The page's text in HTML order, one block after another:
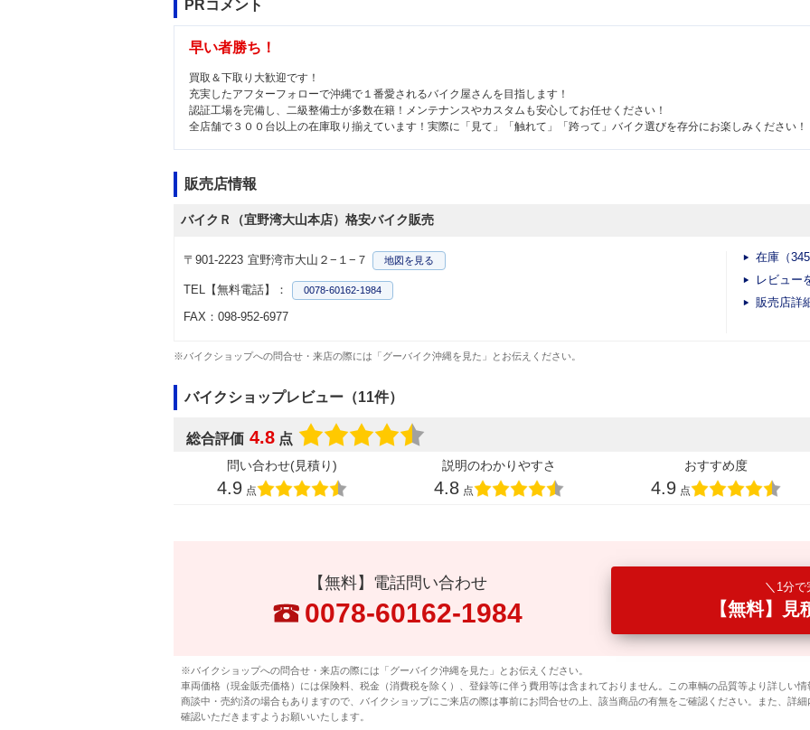
PRコメント
早い者勝ち！
買取＆下取り大歓迎です！
充実したアフターフォローで沖縄で１番愛されるバイク屋さんを目指します！
認証工場を完備し、二級整備士が多数在籍！メンテナンスやカスタムも安心してお任せください！
全店舗で３００台以上の在庫取り揃えています！実際に「見て」「触れて」「跨って」バイク選びを存分にお楽しみください！
販売店情報
バイクＲ（宜野湾大山本店）格安バイク販売
〒901-2223 宜野湾市大山２−１−７ 地図を見る
TEL【無料電話】： 0078-60162-1984
FAX：098-952-6977
在庫（345
レビュー
販売店詳
※バイクショップへの問合せ・来店の際には「グーバイク沖縄を見た」とお伝えください。
バイクショップレビュー（11件）
総合評価 4.8 点
問い合わせ(見積り)
4.9 点
説明のわかりやすさ
4.8 点
おすすめ度
4.9 点
【無料】電話問い合わせ
0078-60162-1984
1分で
【無料】
※バイクショップへの問合せ・来店の際には「グーバイク沖縄を見た」とお伝えください。
車両価格（現金販売価格）には保険料、税金（消費税を除く）、登録等に伴う費用等は含まれておりません。この車輌の品質等より詳しい情
商談中・売約済の場合もありますので、バイクショップにご来店の際は事前にお問合せの上、該当商品の有無をご確認ください。また、詳
確認いただきますようお願いいたします。